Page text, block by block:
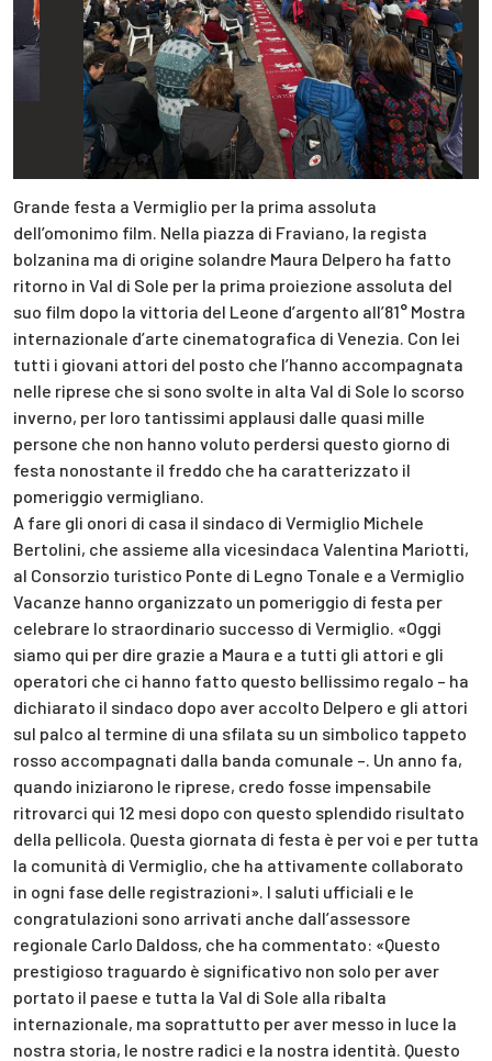
Grande festa a Vermiglio per la prima assoluta
dell’omonimo film. Nella piazza di Fraviano, la regista
bolzanina ma di origine solandre Maura Delpero ha fatto
ritorno in Val di Sole per la prima proiezione assoluta del
suo film dopo la vittoria del Leone d’argento all’81° Mostra
internazionale d’arte cinematografica di Venezia. Con lei
tutti i giovani attori del posto che l’hanno accompagnata
nelle riprese che si sono svolte in alta Val di Sole lo scorso
inverno, per loro tantissimi applausi dalle quasi mille
persone che non hanno voluto perdersi questo giorno di
festa nonostante il freddo che ha caratterizzato il
pomeriggio vermigliano.
A fare gli onori di casa il sindaco di Vermiglio Michele
Bertolini, che assieme alla vicesindaca Valentina Mariotti,
al Consorzio turistico Ponte di Legno Tonale e a Vermiglio
Vacanze hanno organizzato un pomeriggio di festa per
celebrare lo straordinario successo di Vermiglio. «Oggi
siamo qui per dire grazie a Maura e a tutti gli attori e gli
operatori che ci hanno fatto questo bellissimo regalo – ha
dichiarato il sindaco dopo aver accolto Delpero e gli attori
sul palco al termine di una sfilata su un simbolico tappeto
rosso accompagnati dalla banda comunale –. Un anno fa,
quando iniziarono le riprese, credo fosse impensabile
ritrovarci qui 12 mesi dopo con questo splendido risultato
della pellicola. Questa giornata di festa è per voi e per tutta
la comunità di Vermiglio, che ha attivamente collaborato
in ogni fase delle registrazioni». I saluti ufficiali e le
congratulazioni sono arrivati anche dall’assessore
regionale Carlo Daldoss, che ha commentato: «Questo
prestigioso traguardo è significativo non solo per aver
portato il paese e tutta la Val di Sole alla ribalta
internazionale, ma soprattutto per aver messo in luce la
nostra storia, le nostre radici e la nostra identità. Questo